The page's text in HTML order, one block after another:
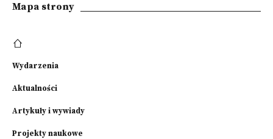
Mapa strony
Wydarzenia
Aktualności
Artykuły i wywiady
Projekty naukowe